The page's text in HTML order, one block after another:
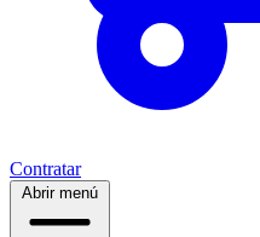
Contratar
Abrir menú